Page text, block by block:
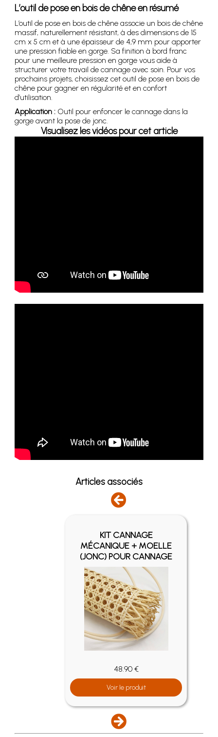
L’outil de pose en bois de chêne en résumé
L’outil de pose en bois de chêne associe un bois de chêne
massif, naturellement résistant, à des dimensions de 15
cm x 5 cm et à une épaisseur de 4,9 mm pour apporter
une pression fiable en gorge. Sa finition à bord franc
pour une meilleure pression en gorge vous aide à
structurer votre travail de cannage avec soin. Pour vos
prochains projets, choisissez cet outil de pose en bois de
chêne pour gagner en régularité et en confort
d’utilisation.
Application : Outil pour enfoncer le cannage dans la
gorge avant la pose de jonc.
Visualisez les vidéos pour cet article
Articles associés
KIT CANNAGE
MÉCANIQUE + MOELLE
(JONC) POUR CANNAGE
48.90 €
Voir le produit